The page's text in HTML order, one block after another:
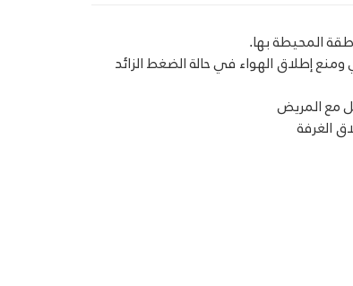
المحيطة بها.
ومنع إطلاق الهواء في حالة الضغط الزائد
مع المريض
الغرفة